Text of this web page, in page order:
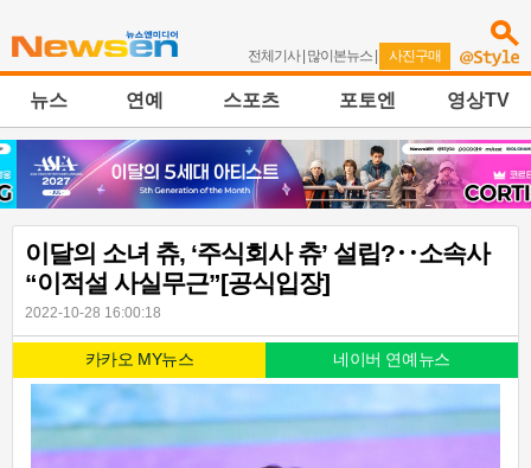
전체기사| 많이본뉴스 | 사진구매
뉴스 연예 스포츠 포토엔 영상TV
이달의 소녀 츄, ‘주식회사 츄’ 설립?‥소속사
“이적설 사실무근”[공식입장]
2022-10-28 16:00:18
카카오 MY뉴스 네이버 연예뉴스